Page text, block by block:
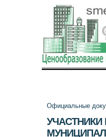
Официальные